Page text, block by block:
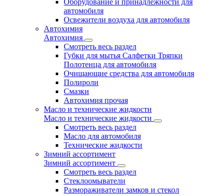
Оборудование и принадлежности для
автомобиля
Освежители воздуха для автомобиля
Автохимия
Автохимия
Смотреть весь раздел
Губки для мытья Салфетки Тряпки
Полотенца для автомобиля
Очищающие средства для автомобиля
Полироли
Смазки
Автохимия прочая
Масло и технические жидкости
Масло и технические жидкости
Смотреть весь раздел
Масло для автомобиля
Технические жидкости
Зимний ассортимент
Зимний ассортимент
Смотреть весь раздел
Стеклоомыватели
Размораживатели замков и стекол